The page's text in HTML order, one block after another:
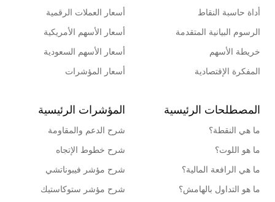
أداة حاسبة النقاط
الرسوم البيانية المتقدمة
خريطة الأسهم
المفكرة الإقتصادية
أسعار العملات الرقمية
أسعار الأسهم الأمريكية
أسعار الأسهم السعودية
أسعار المؤشرات
المصطلحات الرئيسية
ما هي النقطة؟
ما هو اللوت؟
ما هي الرافعة المالية؟
ما هو التداول بالهامش؟
المؤشرات الرئيسية
شرح الدعم والمقاومة
شرح خطوط الإتجاه
شرح مؤشر فيبوناتشي
شرح مؤشر ستوكاستيك